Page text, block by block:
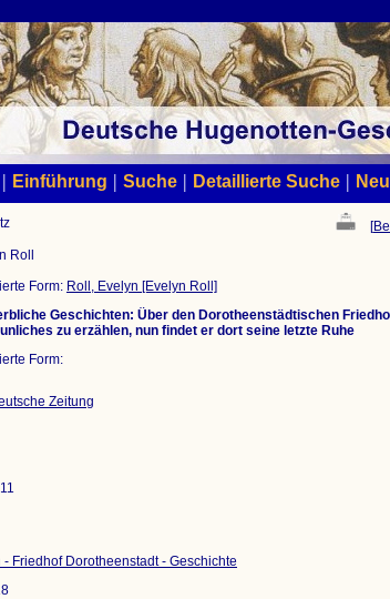
| Einführung | Suche | Detaillierte Suche |
[
Roll
Form: Roll, Evelyn [Evelyn Roll]
Geschichten: Über den Dorotheenstädtischen
zu erzählen, nun findet er dort seine letzte Ruhe
Form:
Zeitung
- Friedhof Dorotheenstadt - Geschichte